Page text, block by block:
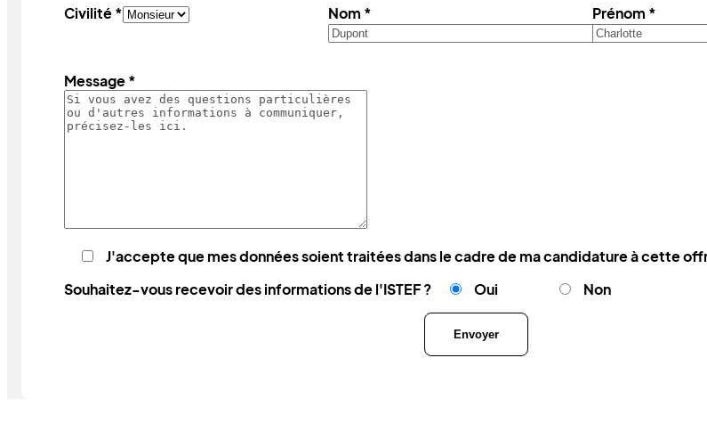
Civilité * Nom * Prénom *
Message *
J'accepte que mes données soient traitées dans le cadre de ma candidature à cette
Souhaitez-vous recevoir des informations de l'ISTEF ?
Oui Non